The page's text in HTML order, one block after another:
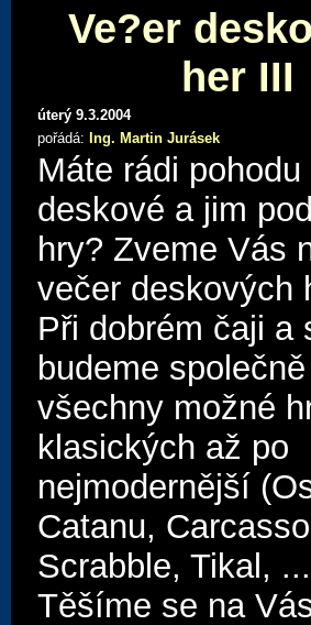
Ve?er
her III
úterý 9.3.2004
pořádá: Ing. Martin Jurásek
Máte rádi pohodu
deskové a jim
hry? Zveme Vás
večer deskových
Při dobrém čaji a
budeme
všechny možné
klasických až po
nejmodernější
Catanu,
Scrabble, Tikal,
Těšíme se na